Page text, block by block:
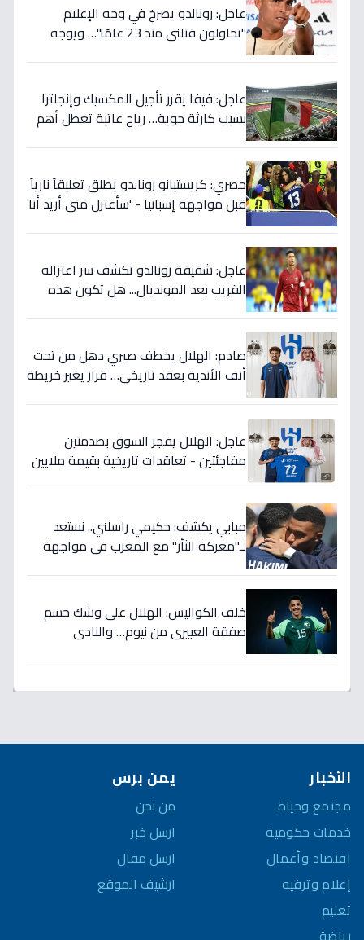
عاجل: رونالدو يصرخ في وجه الإعلام
"تحاولون قتلني منذ 23 عامًا"… ويوجه
عاجل: فيفا يقرر تأجيل المكسيك وإنجلترا
بسبب كارثة جوية… رياح عاتية تعطل أهم
حصري: كريستيانو رونالدو يطلق تعليقاً نارياً
قبل مواجهة إسبانيا - 'سأعتزل متى أريد أنا
عاجل: شقيقة رونالدو تكشف سر اعتزاله
القريب بعد المونديال... هل تكون هذه
صادم: الهلال يخطف صبري دهل من تحت
أنف الأندية بعقد تاريخي… قرار يغير خريطة
عاجل: الهلال يفجر السوق بصدمتين
مفاجئتين - تعاقدات تاريخية بقيمة ملايين
مبابي يكشف: حكيمي راسلني.. نستعد
لـ"معركة الثأر" مع المغرب في مواجهة
خلف الكواليس: الهلال على وشك حسم
صفقة العييري من نيوم… والنادي
الأخبار
مجتمع وحياة
خدمات حكومية
اقتصاد وأعمال
إعلام وترفيه
تعليم
يمن برس
من نحن
ارسل خبر
ارسل مقال
ارشيف الموقع